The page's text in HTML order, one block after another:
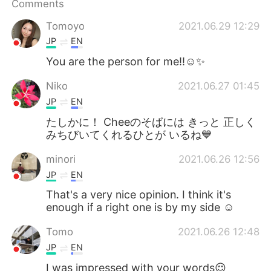
Comments
Tomoyo
2021.06.29 12:29
JP EN
You are the person for me!!☺️✨
Niko 2021.06.27 01:45
JP EN
たしかに！ Cheeのそばには きっと 正しく
みちびいてくれるひとが いるね💙
minori 2021.06.26 12:56
JP EN
That's a very nice opinion. I think it's
enough if a right one is by my side ☺️
Tomo 2021.06.26 12:48
JP EN
I was impressed with your words😌